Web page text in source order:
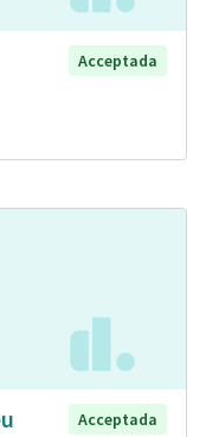
Acceptada
Acceptada